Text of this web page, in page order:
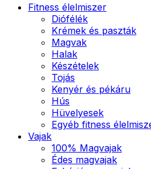
Fitness élelmiszer
Diófélék
Krémek és paszták
Magvak
Halak
Készételek
Tojás
Kenyér és pékáru
Hús
Hüvelyesek
Egyéb fitness
Vajak
100% Magvajak
Édes magvajak